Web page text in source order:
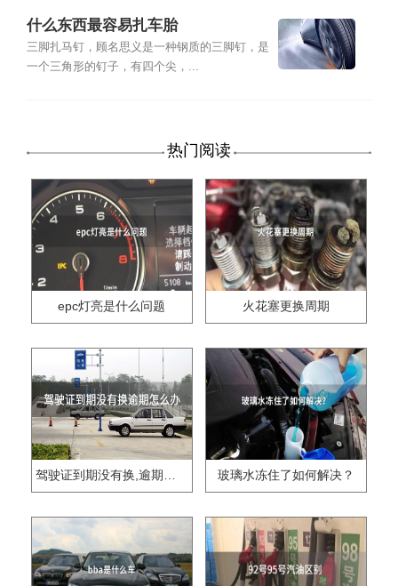
什么东西最容易扎车胎
三脚扎马钉，顾名思义是一种钢质的三脚钉，是
一个三角形的钉子，有四个尖，...
热门阅读
epc灯亮是什么问题 火花塞更换周期
驾驶证到期没有换,逾期怎么办?? 玻璃水冻住了如何解决？